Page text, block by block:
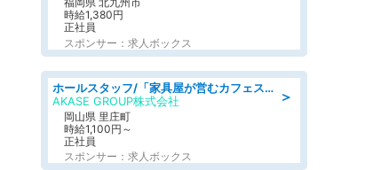
時給1,380円
正社員
スポンサー：求人ボックス
＞
ホールスタッフ/「家具屋が営むカフェスタッフ!」週2日～OK!嬉しいまかない付き/岡山県/浅口郡里庄町
AKASE GROUP株式会社
岡山県 里庄町
時給1,100円～
正社員
スポンサー：求人ボックス